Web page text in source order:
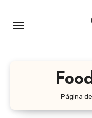
Página